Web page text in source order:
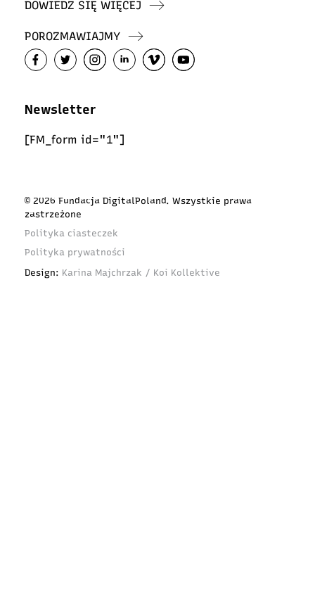
DOWIEDZ SIĘ WIĘCEJ
POROZMAWIAJMY
Newsletter
[FM_form id="1"]
© 2026 Fundacja DigitalPoland. Wszystkie prawa
zastrzeżone
Polityka ciasteczek
Polityka prywatności
Design: Karina Majchrzak / Koi Kollektive